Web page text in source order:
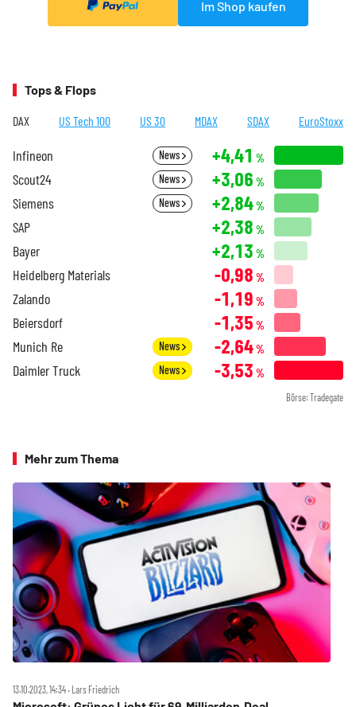
Im Shop kaufen
Tops & Flops
DAX US Tech 100 US 30 MDAX SDAX EuroStoxx
Infineon News +4,41 %
Scout24 News +3,06 %
Siemens News +2,84%
SAP +2,38 %
Bayer +2,13 %
Heidelberg Materials -0,98 %
Zalando -1,19 %
Beiersdorf -1,35 %
Munich Re News -2,64%
Daimler Truck News -3,53 %
Börse: Tradegate
Mehr zum Thema
13.10.2023, 14:34 ‧ Lars Friedrich